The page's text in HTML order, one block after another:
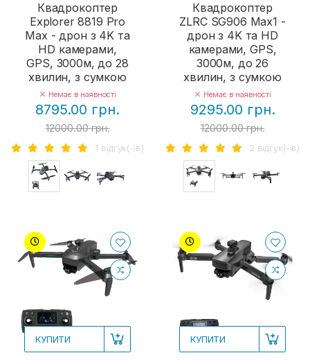
Квадрокоптер
Explorer 8819 Pro
Max - дрон з 4K та
HD камерами,
GPS, 3000м, до 28
хвилин, з сумкою
Немає в наявності
8795.00 грн.
12000.00 грн.
1 вiдгук(-iв)
Квадрокоптер
ZLRC SG906 Max1 -
дрон з 4K та HD
камерами, GPS,
3000м, до 26
хвилин, з сумкою
Немає в наявності
9295.00 грн.
12000.00 грн.
2 вiдгук(-iв)
КУПИТИ КУПИТИ